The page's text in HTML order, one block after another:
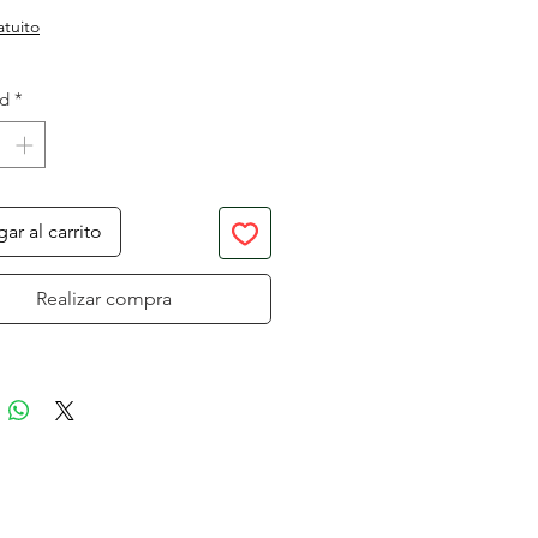
*
al carrito
Realizar compra